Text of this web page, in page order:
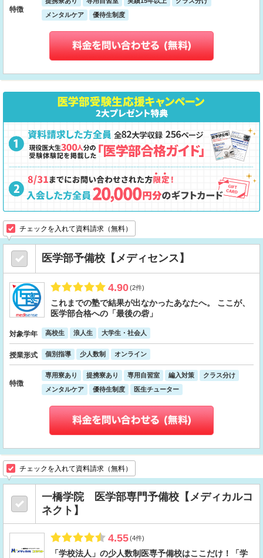
特徴
メンタルケア
優待生制度
チェックを入れて資料請求（無料）
医学部予備校【メディセンス】
4.90(2件)
これまでの塾で結果が出なかったあなたへ。 ここが、
医学部合格への「最後の砦」
対象学年 高校生 浪人生 大学生・社会人
授業形式 個別指導 少人数制 オンライン
特徴
専用寮あり 提携寮あり 専用自習室 編入対策
クラス分け
メンタルケア
優待生制度 医生チューター
チェックを入れて資料請求（無料）
一橋学院 医学部専門予備校【メディカルコ
ネクト】
4.55(4件)
「学校法人」の少人数制医専予備校はここだけ！「学